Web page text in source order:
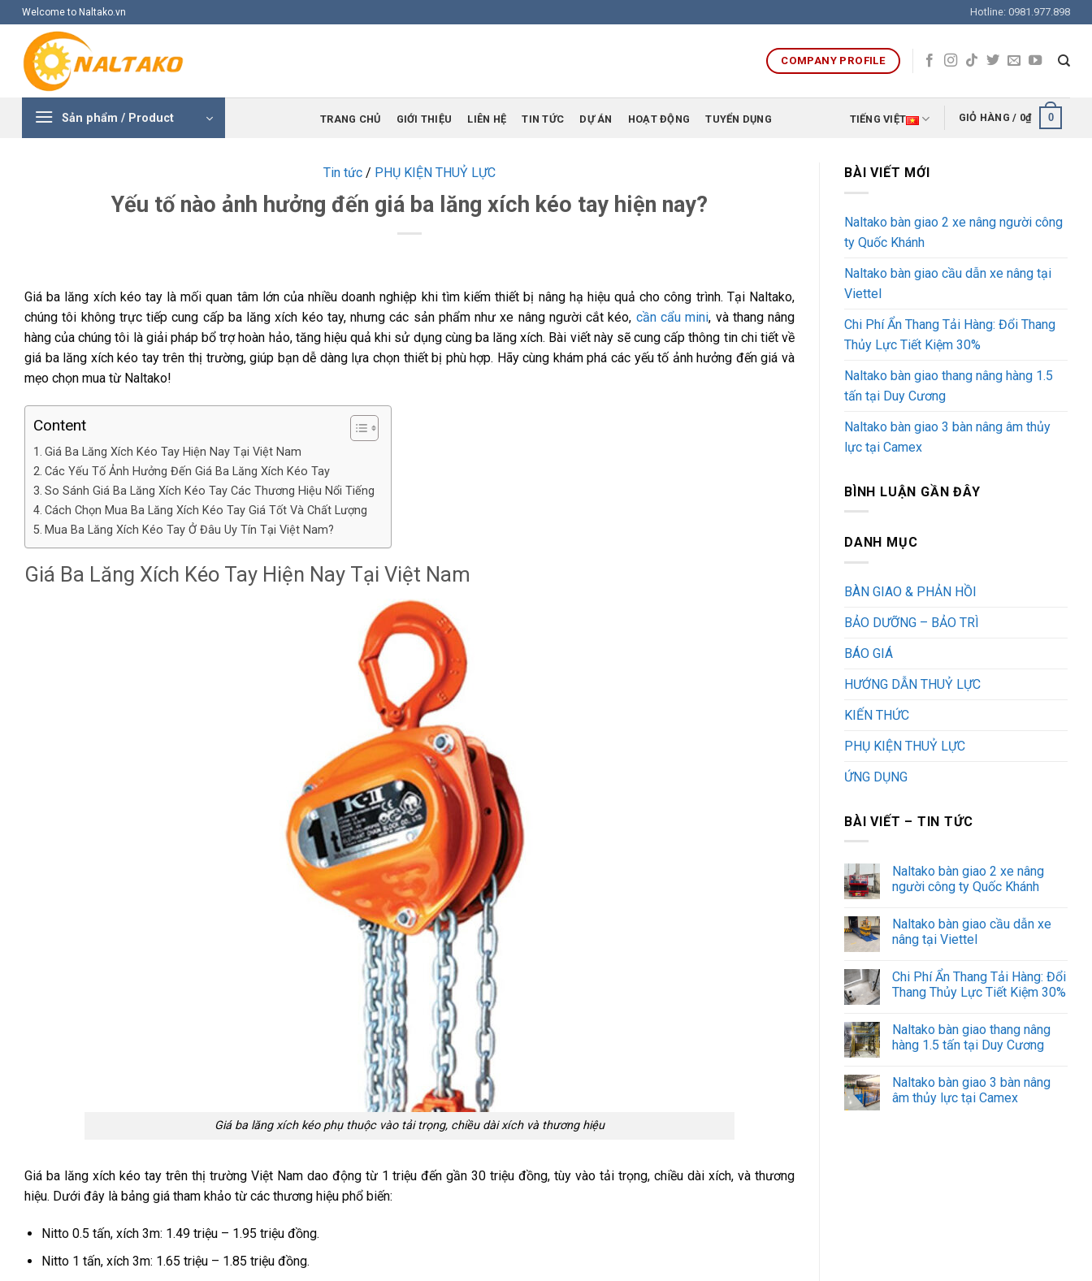
Skip
to
content
Welcome to Naltako.vn Hotline: 0981.977.898
COMPANY PROFILE
Sản phẩm / Product TRANG CHỦ GIỚI THIỆU LIÊN HỆ TIN TỨC DỰ ÁN HOẠT ĐỘNG TUYỂN DỤNG TIẾNG VIỆT GIỎ HÀNG / 0₫ 0
Tin tức / PHỤ KIỆN THUỶ LỰC
Yếu tố nào ảnh hưởng đến giá ba lăng xích kéo tay hiện nay?
Giá ba lăng xích kéo tay là mối quan tâm lớn của nhiều doanh nghiệp khi tìm kiếm thiết bị nâng hạ hiệu quả cho công trình. Tại Naltako,
chúng tôi không trực tiếp cung cấp ba lăng xích kéo tay, nhưng các sản phẩm như xe nâng người cắt kéo, cần cẩu mini, và thang nâng
hàng của chúng tôi là giải pháp bổ trợ hoàn hảo, tăng hiệu quả khi sử dụng cùng ba lăng xích. Bài viết này sẽ cung cấp thông tin chi tiết về
giá ba lăng xích kéo tay trên thị trường, giúp bạn dễ dàng lựa chọn thiết bị phù hợp. Hãy cùng khám phá các yếu tố ảnh hưởng đến giá và
mẹo chọn mua từ Naltako!
Content
Giá Ba Lăng Xích Kéo Tay Hiện Nay Tại Việt Nam
Các Yếu Tố Ảnh Hưởng Đến Giá Ba Lăng Xích Kéo Tay
So Sánh Giá Ba Lăng Xích Kéo Tay Các Thương Hiệu Nổi Tiếng
Cách Chọn Mua Ba Lăng Xích Kéo Tay Giá Tốt Và Chất Lượng
Mua Ba Lăng Xích Kéo Tay Ở Đâu Uy Tín Tại Việt Nam?
Giá Ba Lăng Xích Kéo Tay Hiện Nay Tại Việt Nam
Giá ba lăng xích kéo phụ thuộc vào tải trọng, chiều dài xích và thương hiệu
Giá ba lăng xích kéo tay trên thị trường Việt Nam dao động từ 1 triệu đến gần 30 triệu đồng, tùy vào tải trọng, chiều dài xích, và thương
hiệu. Dưới đây là bảng giá tham khảo từ các thương hiệu phổ biến:
Nitto 0.5 tấn, xích 3m: 1.49 triệu – 1.95 triệu đồng.
Nitto 1 tấn, xích 3m: 1.65 triệu – 1.85 triệu đồng.
BÀI VIẾT MỚI
Naltako bàn giao 2 xe nâng người công
ty Quốc Khánh
Naltako bàn giao cầu dẫn xe nâng tại
Viettel
Chi Phí Ẩn Thang Tải Hàng: Đổi Thang
Thủy Lực Tiết Kiệm 30%
Naltako bàn giao thang nâng hàng 1.5
tấn tại Duy Cương
Naltako bàn giao 3 bàn nâng âm thủy
lực tại Camex
BÌNH LUẬN GẦN ĐÂY
DANH MỤC
BÀN GIAO & PHẢN HỒI
BẢO DƯỠNG – BẢO TRÌ
BÁO GIÁ
HƯỚNG DẪN THUỶ LỰC
KIẾN THỨC
PHỤ KIỆN THUỶ LỰC
ỨNG DỤNG
BÀI VIẾT – TIN TỨC
Naltako bàn giao 2 xe nâng
người công ty Quốc Khánh
Naltako bàn giao cầu dẫn xe
nâng tại Viettel
Chi Phí Ẩn Thang Tải Hàng: Đổi
Thang Thủy Lực Tiết Kiệm 30%
Naltako bàn giao thang nâng
hàng 1.5 tấn tại Duy Cương
Naltako bàn giao 3 bàn nâng
âm thủy lực tại Camex